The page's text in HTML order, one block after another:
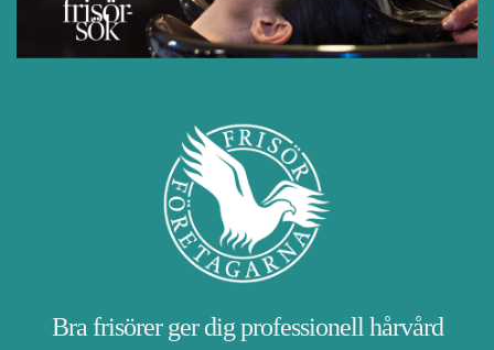
Bra frisörer ger dig professionell hårvård